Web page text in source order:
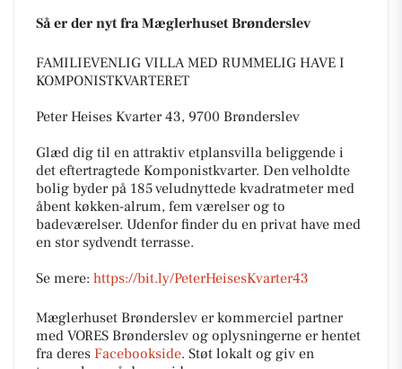
Så er der nyt fra Mæglerhuset Brønderslev
FAMILIEVENLIG VILLA MED RUMMELIG HAVE I
KOMPONISTKVARTERET
Peter Heises Kvarter 43, 9700 Brønderslev
Glæd dig til en attraktiv etplansvilla beliggende i
det eftertragtede Komponistkvarter. Den velholdte
bolig byder på 185 veludnyttede kvadratmeter med
åbent køkken-alrum, fem værelser og to
badeværelser. Udenfor finder du en privat have med
en stor sydvendt terrasse.
Se mere: https://bit.ly/PeterHeisesKvarter43
Mæglerhuset Brønderslev er kommerciel partner
med VORES Brønderslev og oplysningerne er hentet
fra deres Facebookside. Støt lokalt og giv en